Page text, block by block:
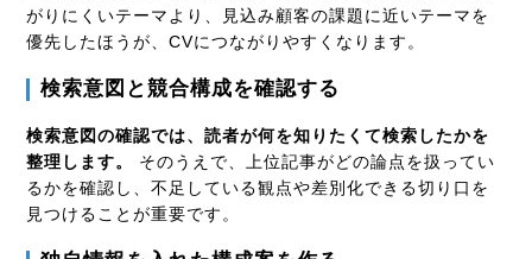
がりにくいテーマより、見込み顧客の課題に近いテーマを
優先したほうが、CVにつながりやすくなります。
検索意図と競合構成を確認する
検索意図の確認では、読者が何を知りたくて検索したかを
整理します。
そのうえで、上位記事がどの論点を扱ってい
るかを確認し、不足している観点や差別化できる切り口を
見つけることが重要です。